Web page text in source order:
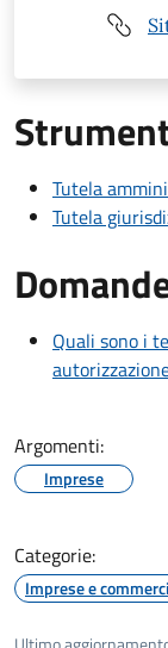
Tutela
Tutela
Quali sono i
Argomenti:
Imprese
Categorie:
Imprese e